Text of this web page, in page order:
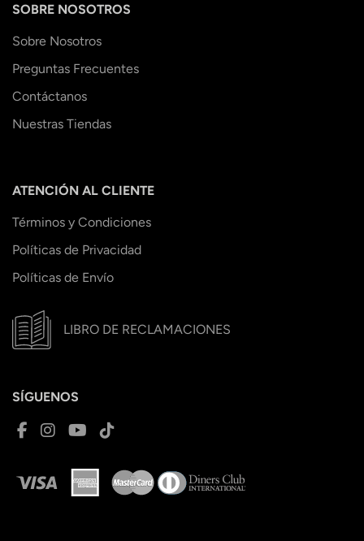
SOBRE NOSOTROS
Sobre Nosotros
Preguntas Frecuentes
Contáctanos
Nuestras Tiendas
ATENCIÓN AL CLIENTE
Términos y Condiciones
Políticas de Privacidad
Políticas de Envío
LIBRO DE RECLAMACIONES
SÍGUENOS